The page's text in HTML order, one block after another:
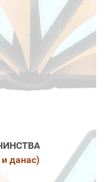
данас)